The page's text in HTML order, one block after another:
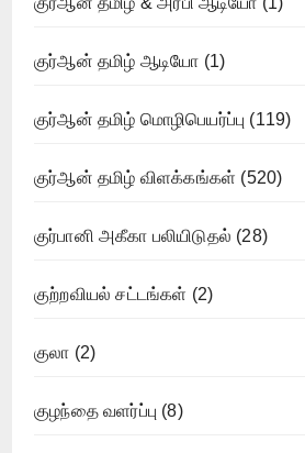
குர்ஆன் தமிழ் ஆடியோ (1)
குர்ஆன் தமிழ் மொழிபெயர்ப்பு (119)
குர்ஆன் தமிழ் விளக்கங்கள் (520)
குர்பானி அகீகா பலியிடுதல் (28)
குற்றவியல் சட்டங்கள் (2)
குலா (2)
குழந்தை வளர்ப்பு (8)